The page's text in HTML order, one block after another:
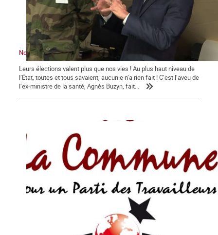
Nous sommes en guerre … contre Macron !
Leurs élections valent plus que nos vies ! Au plus haut niveau de
l’État, toutes et tous savaient, aucun.e n’a rien fait ! C’est l’aveu de
l’ex-ministre de la santé, Agnès Buzyn, fait...